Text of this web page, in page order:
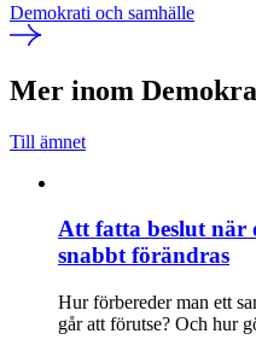
Demokrati och samhälle
Mer inom
Till ämnet
Att fatta beslut när
snabbt förändras
Hur förbereder man ett
går att förutse? Och hur